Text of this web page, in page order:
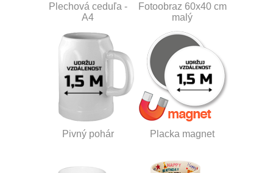
Plechová ceduľa -
A4
Fotoobraz 60x40 cm
malý
Pivný pohár Placka magnet